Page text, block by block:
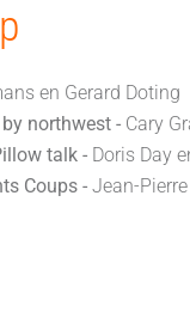
en Gerard Doting
northwest - Cary
talk - Doris Day
Coups - Jean-